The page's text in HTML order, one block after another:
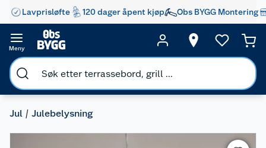
Lavprisløfte 120 dager åpent kjøp Obs BYGG Montering
Meny
Jul Julebelysning